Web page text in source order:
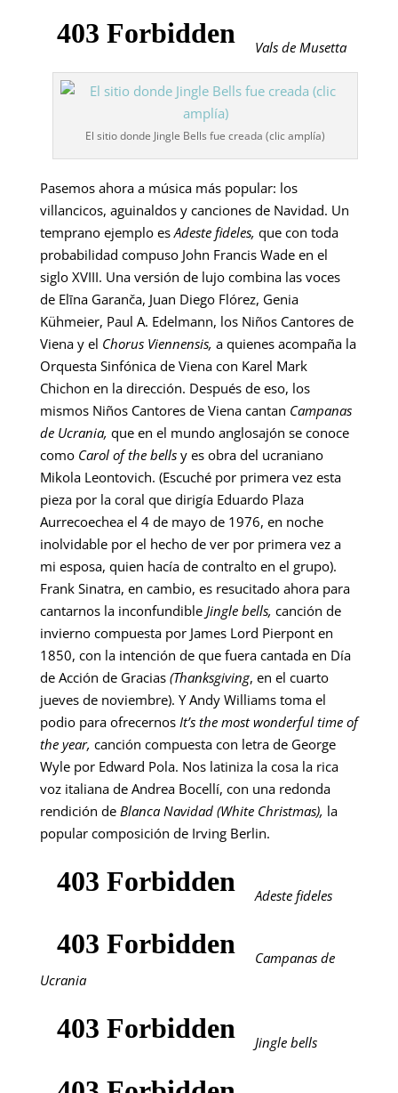
Vals de Musetta
El sitio donde Jingle Bells fue creada (clic amplía)
Pasemos ahora a música más popular: los
villancicos, aguinaldos y canciones de Navidad. Un
temprano ejemplo esAdeste fideles, que con toda
probabilidad compuso John Francis Wade en el
siglo XVIII. Una versión de lujo combina las voces
de Elīna Garanča, Juan Diego Flórez, Genia
Kühmeier, Paul A. Edelmann, los Niños Cantores de
Viena y el Chorus Viennensis, a quienes acompaña la
Orquesta Sinfónica de Viena con Karel Mark
Chichon en la dirección. Después de eso, los
mismos Niños Cantores de Viena cantan Campanas
de Ucrania, que en el mundo anglosajón se conoce
como Carol of the bellsy es obra del ucraniano
Mikola Leontovich. (Escuché por primera vez esta
pieza por la coral que dirigía Eduardo Plaza
Aurrecoechea el 4 de mayo de 1976, en noche
inolvidable por el hecho de ver por primera vez a
mi esposa, quien hacía de contralto en el grupo).
Frank Sinatra, en cambio, es resucitado ahora para
cantarnos la inconfundible Jingle bells, canción de
invierno compuesta por James Lord Pierpont en
1850, con la intención de que fuera cantada en Día
de Acción de Gracias (Thanksgiving, en el cuarto
jueves de noviembre). Y Andy Williams toma el
podio para ofrecernos It’s the most wonderful time of
the year, canción compuesta con letra de George
Wyle por Edward Pola. Nos latiniza la cosa la rica
voz italiana de Andrea Bocellí, con una redonda
rendición de Blanca Navidad (White Christmas), la
popular composición de Irving Berlin.
Adeste fideles
Campanas de
Ucrania
Jingle bells